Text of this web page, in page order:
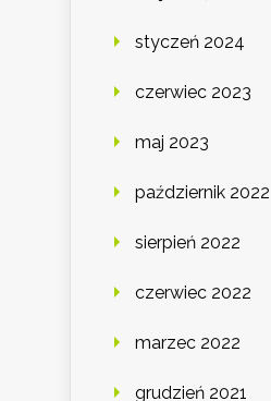
styczeń 2024
czerwiec 2023
maj 2023
październik 2022
sierpień 2022
czerwiec 2022
marzec 2022
grudzień 2021